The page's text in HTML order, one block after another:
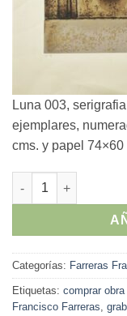
Luna 003,
ejemplares,
cms. y papel 74×60
Francisco Farreras
Categorías: Farreras
Etiquetas: comprar
Francisco Farreras,